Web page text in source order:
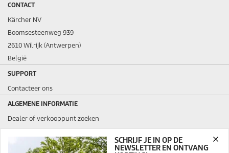
SCHRIJF JE IN OP DE
NEWSLETTER EN ONTVANG
CONTACT
Kärcher NV
Boomsesteenweg 939
2610 Wilrijk (Antwerpen)
België
SUPPORT
Contacteer ons
ALGEMENE INFORMATIE
Dealer of verkooppunt zoeken
Veelgestelde vragen
Algemene voorwaarden verkoop en verhuur